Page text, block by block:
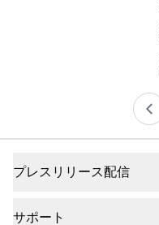
プレスリリース配信
サポート